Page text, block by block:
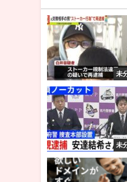
未
未